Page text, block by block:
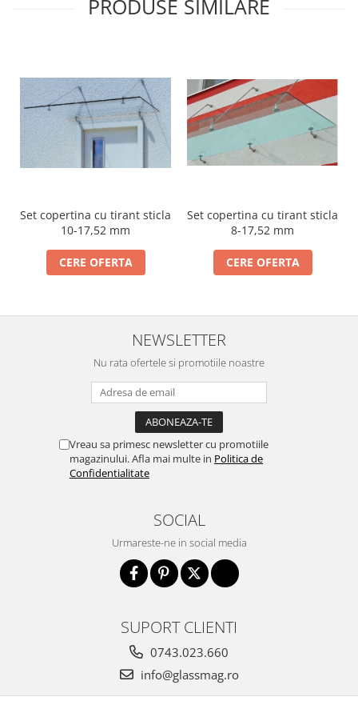
Cabluri si componente montanti
Mana curenta
Suporti mana curenta
Accesorii mana curenta
Prinderi punctuale
Prinderi punctuale
Cleme sticla
Accesorii prinderi punctuale
Sisteme copertina
Componente copertina
Incuietori electrice
Sisteme antipanica
Accesorii compartimentare toalete
PRODUSE SIMILARE
Set copertina cu tirant sticla
10-17,52 mm
CERE OFERTA
Set copertina cu tirant sticla
8-17,52 mm
CERE OFERTA
NEWSLETTER
Nu rata ofertele si promotiile noastre
Vreau sa primesc newsletter cu promotiile
magazinului. Afla mai multe in Politica de
Confidentialitate
SOCIAL
Urmareste-ne in social media
SUPORT CLIENTI
0743.023.660
info@glassmag.ro